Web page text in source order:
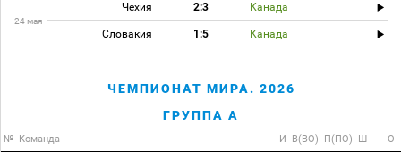
Чехия 2:3 Канада
24 мая
Словакия 1:5 Канада
ЧЕМПИОНАТ МИРА. 2026
ГРУППА A
№ Команда И В(ВО) П(ПО) Ш О